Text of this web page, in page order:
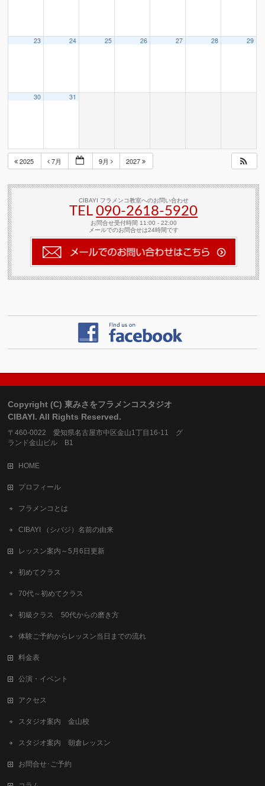
23 24 25 26 27 28 29
30 31
2025 7月 9月 2027
CIBAYI フラメンコ教室へのお問い合わせ
TEL090-2618‐5920
お問合せ受付時間 11:00 - 22:00
メールでのお問合せは24時間です
Copyright (C) 東みさをフラメンコスタジオ
CIBAYI. All Rights Reserved.
〒460-0022 愛知県名古屋市中区金山1丁目16-11 グ
ランド金山ビル B1
HOME
プロフィール
フラメンコとは
CIBAYI （シバジ）名前の由来
レッスン案内～5月6日更新
初めてクラス
70代～初めてクラス
初級クラス 50代からの磨き方
体験ご予約からレッスン当日までの流れ
料金表
公演・イベント
アクセス
スタジオ案内 金山校
スタジオ案内 朝倉レッスン
お問合せ･ご予約